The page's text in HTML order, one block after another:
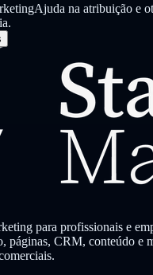
Ajuda na atribuição e
para profissionais e
páginas, CRM, conteúdo e